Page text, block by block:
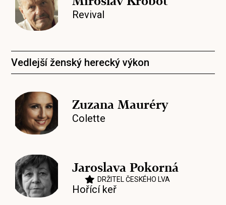
Revival
Vedlejší ženský herecký výkon
Zuzana Mauréry
Colette
Jaroslava Pokorná
DRŽITEL ČESKÉHO LVA
Hořící keř